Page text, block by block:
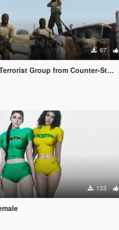
67
Global Offensive (Shattered Web + Broken Fang skins included)
133